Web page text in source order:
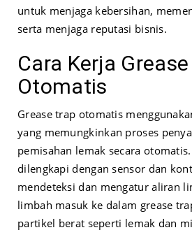
untuk menjaga kebersihan,
serta menjaga reputasi bisnis.
Cara Kerja
Otomatis
Grease trap otomatis
yang memungkinkan proses
pemisahan lemak secara
dilengkapi dengan sensor dan
mendeteksi dan mengatur aliran
limbah masuk ke dalam grease
partikel berat seperti lemak dan